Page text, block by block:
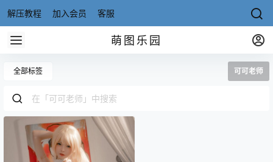
解压教程 加入会员 客服
萌图乐园
全部标签 可可老师